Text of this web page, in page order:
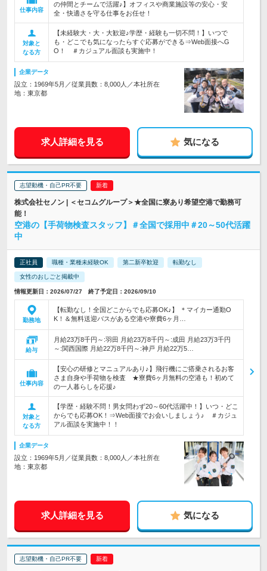
仕事内容
の仲間とチームで活躍♪】オフィスや商業施設等の安心・安
全・快適さを守る仕事をお任せ！
対象と
なる方
【未経験大・大・大歓迎♪学歴・経験も一切不問！】いつで
も・どこでも気になったらすぐ応募ができる⇒Web面接へG
O！ ＃カジュアル面談も実施中！
企業データ
設立：1969年5月／従業員数：8,000人／本社所在
地：東京都
求人詳細を見る 気になる
志望動機・自己PR不要
株式会社セノン | ＜セコムグループ＞★全国に寮あり希望空港で勤務可
能！
空港の【手荷物検査スタッフ】＃全国で採用中＃20～50代活躍
中
正社員 職種・業種未経験OK 第二新卒歓迎 転勤なし
女性のおしごと掲載中
情報更新日：2026/07/27 終了予定日：2026/09/10
勤務地
【転勤なし！全国どこからでも応募OK♪】 ＊マイカー通勤O
K！＆無料送迎バスがある空港や寮費6ヶ月…
給与
月給23万8千円～:羽田 月給23万8千円～:成田 月給23万3千円
～:関西国際 月給22万8千円～:神戸 月給22万5…
仕事内容
【安心の研修とマニュアルあり♪】飛行機にご搭乗されるお客
さま自身や手荷物を検査 ★寮費6ヶ月無料の空港も！初めて
の一人暮らしを応援♪
対象と
なる方
【学歴・経験不問！男女問わず20～60代活躍中！】いつ・どこ
からでも応募OK！⇒Web面接でお会いしましょう♪ ＃カジュ
アル面談を実施中！！
企業データ
設立：1969年5月／従業員数：8,000人／本社所在
地：東京都
求人詳細を見る 気になる
志望動機・自己PR不要